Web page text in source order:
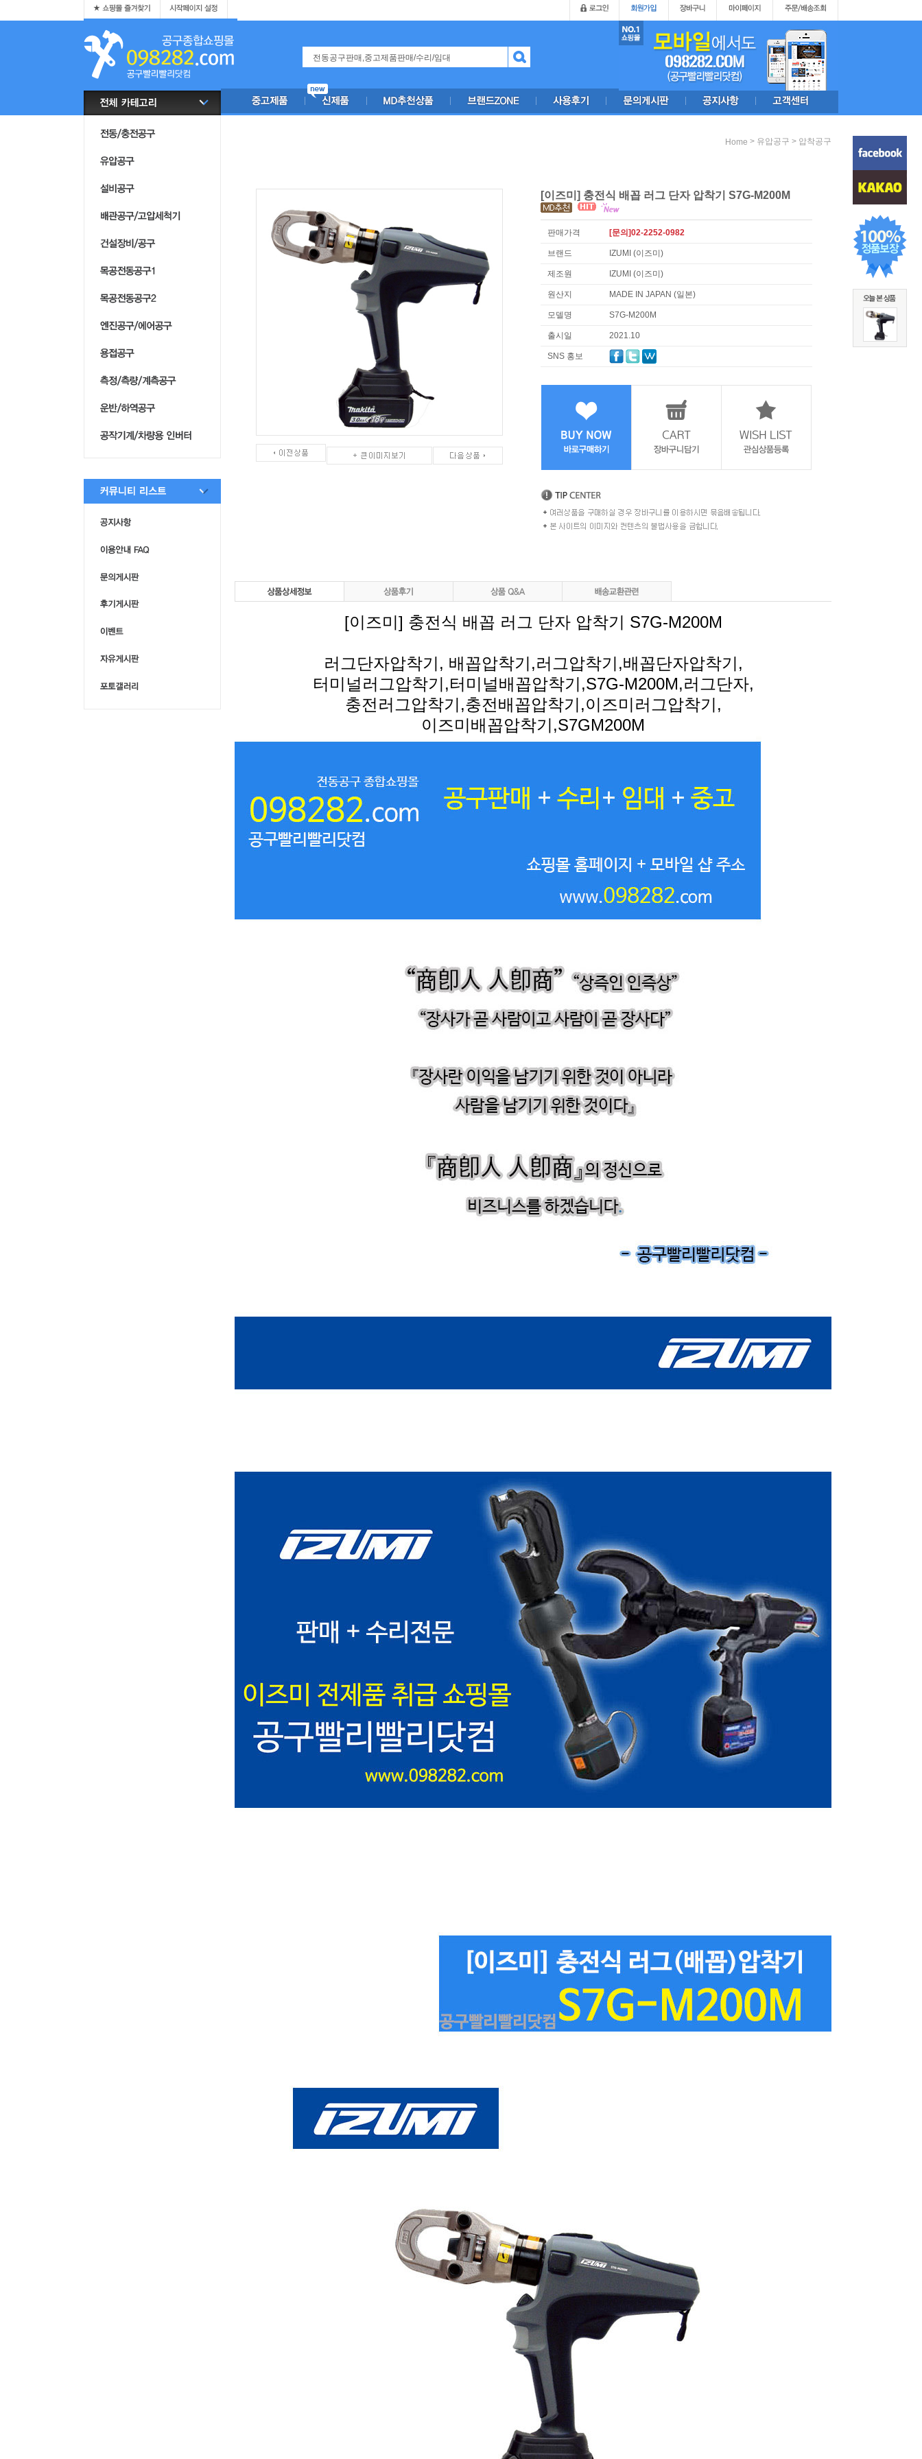
Home > 유압공구 > 압착공구
[이즈미] 충전식 배꼽 러그 단자 압착기 S7G-M200M
판매가격 [문의]02-2252-0982
브랜드 IZUMI (이즈미)
제조원 IZUMI (이즈미)
원산지 MADE IN JAPAN (일본)
모델명 S7G-M200M
출시일 2021.10
SNS 홍보
[이즈미] 충전식 배꼽 러그 단자 압착기 S7G-M200M
러그단자압착기, 배꼽압착기,러그압착기,배꼽단자압착기,
터미널러그압착기,터미널배꼽압착기,S7G-M200M,러그단자,
충전러그압착기,충전배꼽압착기,이즈미러그압착기,
이즈미배꼽압착기,S7GM200M